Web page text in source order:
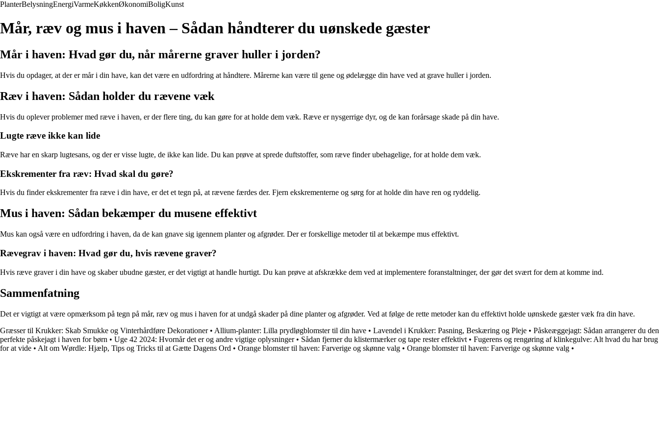
PlanterBelysningEnergiVarmeKøkkenØkonomiBoligKunst
Mår, ræv og mus i haven – Sådan håndterer du uønskede gæster
Mår i haven: Hvad gør du, når mårerne graver huller i jorden?
Hvis du opdager, at der er mår i din have, kan det være en udfordring at håndtere. Mårerne kan være til gene og ødelægge din have ved at grave huller i jorden.
Ræv i haven: Sådan holder du rævene væk
Hvis du oplever problemer med ræve i haven, er der flere ting, du kan gøre for at holde dem væk. Ræve er nysgerrige dyr, og de kan forårsage skade på din have.
Lugte ræve ikke kan lide
Ræve har en skarp lugtesans, og der er visse lugte, de ikke kan lide. Du kan prøve at sprede duftstoffer, som ræve finder ubehagelige, for at holde dem væk.
Ekskrementer fra ræv: Hvad skal du gøre?
Hvis du finder ekskrementer fra ræve i din have, er det et tegn på, at rævene færdes der. Fjern ekskrementerne og sørg for at holde din have ren og ryddelig.
Mus i haven: Sådan bekæmper du musene effektivt
Mus kan også være en udfordring i haven, da de kan gnave sig igennem planter og afgrøder. Der er forskellige metoder til at bekæmpe mus effektivt.
Rævegrav i haven: Hvad gør du, hvis rævene graver?
Hvis ræve graver i din have og skaber ubudne gæster, er det vigtigt at handle hurtigt. Du kan prøve at afskrække dem ved at implementere foranstaltninger, der gør det svært for dem at komme ind.
Sammenfatning
Det er vigtigt at være opmærksom på tegn på mår, ræv og mus i haven for at undgå skader på dine planter og afgrøder. Ved at følge de rette metoder kan du effektivt holde uønskede gæster væk fra din have.
Græsser til Krukker: Skab Smukke og Vinterhårdføre Dekorationer• Allium-planter: Lilla prydløgblomster til din have • Lavendel i Krukker: Pasning, Beskæring og Pleje • Påskeæggejagt: Sådan arrangerer du den
perfekte påskejagt i haven for børn • Uge 42 2024: Hvornår det er og andre vigtige oplysninger• Sådan fjerner du klistermærker og tape rester effektivt • Fugerens og rengøring af klinkegulve: Alt hvad du har brug
for at vide • Alt om Wørdle: Hjælp, Tips og Tricks til at Gætte Dagens Ord • Orange blomster til haven: Farverige og skønne valg • Orange blomster til haven: Farverige og skønne valg •